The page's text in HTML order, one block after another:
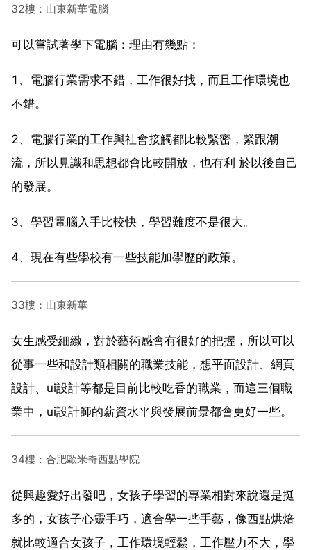
32樓：山東新華電腦
可以嘗試著學下電腦：理由有幾點：
1、電腦行業需求不錯，工作很好找，而且工作環境也
不錯。
2、電腦行業的工作與社會接觸都比較緊密，緊跟潮
流，所以見識和思想都會比較開放，也有利 於以後自己
的發展。
3、學習電腦入手比較快，學習難度不是很大。
4、現在有些學校有一些技能加學歷的政策。
33樓：山東新華
女生感受細緻，對於藝術感會有很好的把握，所以可以
從事一些和設計類相關的職業技能，想平面設計、網頁
設計、ui設計等都是目前比較吃香的職業，而這三個職
業中，ui設計師的薪資水平與發展前景都會更好一些。
34樓：合肥歐米奇西點學院
從興趣愛好出發吧，女孩子學習的專業相對來說還是挺
多的，女孩子心靈手巧，適合學一些手藝，像西點烘焙
就比較適合女孩子，工作環境輕鬆，工作壓力不大，學